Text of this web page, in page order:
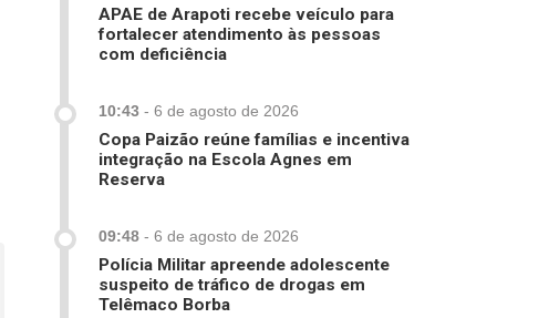
APAE de Arapoti recebe veículo para
fortalecer atendimento às pessoas
com deficiência
10:43 - 6 de agosto de 2026
Copa Paizão reúne famílias e incentiva
integração na Escola Agnes em
Reserva
09:48 - 6 de agosto de 2026
Polícia Militar apreende adolescente
suspeito de tráfico de drogas em
Telêmaco Borba